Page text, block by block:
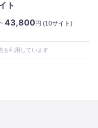
ト
43,800円 (10サイト)
を利用しています